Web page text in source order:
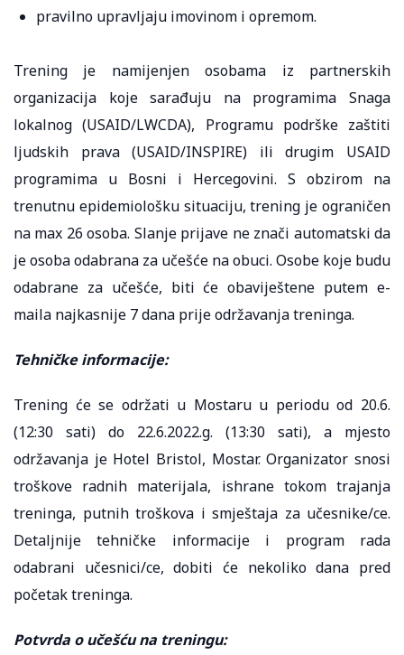
pravilno upravljaju imovinom i opremom.
Trening je namijenjen osobama iz partnerskih
organizacija koje sarađuju na programima Snaga
lokalnog (USAID/LWCDA), Programu podrške zaštiti
ljudskih prava (USAID/INSPIRE) ili drugim USAID
programima u Bosni i Hercegovini. S obzirom na
trenutnu epidemiološku situaciju, trening je ograničen
na max 26 osoba. Slanje prijave ne znači automatski da
je osoba odabrana za učešće na obuci. Osobe koje budu
odabrane za učešće, biti će obaviještene putem e-
maila najkasnije 7 dana prije održavanja treninga.
Tehničke informacije:
Trening će se održati u Mostaru u periodu od 20.6.
(12:30 sati) do 22.6.2022.g. (13:30 sati), a mjesto
održavanja je Hotel Bristol, Mostar. Organizator snosi
troškove radnih materijala, ishrane tokom trajanja
treninga, putnih troškova i smještaja za učesnike/ce.
Detaljnije tehničke informacije i program rada
odabrani učesnici/ce, dobiti će nekoliko dana pred
početak treninga.
Potvrda o učešću na treningu: